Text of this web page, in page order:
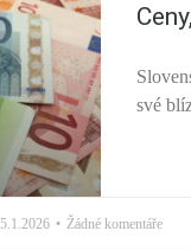
své
5.1.2026 Žádné komentáře